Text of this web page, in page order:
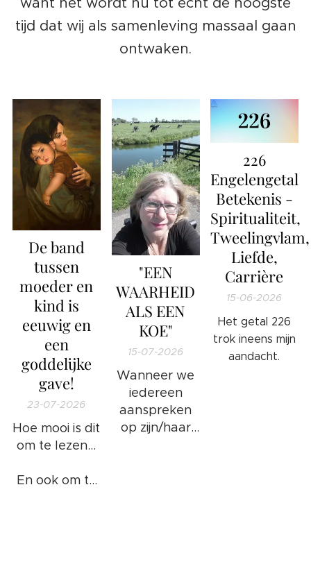
tijd dat wij als samenleving massaal gaan
ontwaken.
De band
tussen
moeder en
kind is
eeuwig en
een
goddelijke
gave!
23-07-2026
Hoe mooi is dit
om te lezen...
En ook om te
"EEN
WAARHEID
ALS EEN
KOE"
15-07-2026
Wanneer we
iedereen
aanspreken
op zijn/haar
226
Engelengetal
Betekenis -
Spiritualiteit,
Tweelingvlam,
Liefde,
Carrière
15-06-2026
Het getal 226
trok ineens mijn
aandacht.